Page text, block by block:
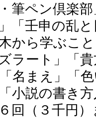
筆ペン倶楽
「壬申の乱
から学ぶこ
ズラート」「
名まえ」「
小説の書き
回（３千円